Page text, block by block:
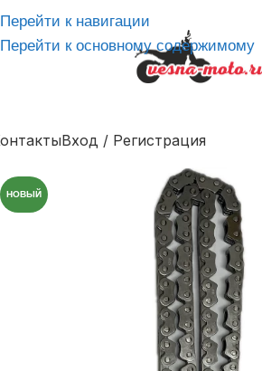
Перейти к навигации
Перейти к основному содержимому
Вход / Регистрация
НОВЫЙ